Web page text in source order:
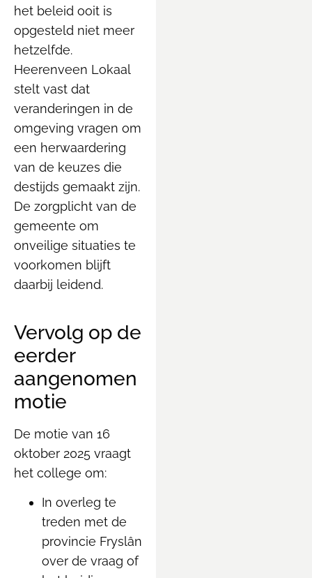
het beleid ooit is
opgesteld niet meer
hetzelfde.
Heerenveen Lokaal
stelt vast dat
veranderingen in de
omgeving vragen om
een herwaardering
van de keuzes die
destijds gemaakt zijn.
De zorgplicht van de
gemeente om
onveilige situaties te
voorkomen blijft
daarbij leidend.
Vervolg op de
eerder
aangenomen
motie
De motie van 16
oktober 2025 vraagt
het college om:
In overleg te
treden met de
provincie Fryslân
over de vraag of